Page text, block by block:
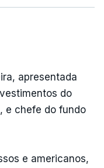
apresentada
do
e chefe do fundo
e americanos,